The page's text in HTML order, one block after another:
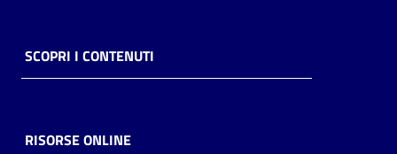
SCOPRI I CONTENUTI
RISORSE ONLINE